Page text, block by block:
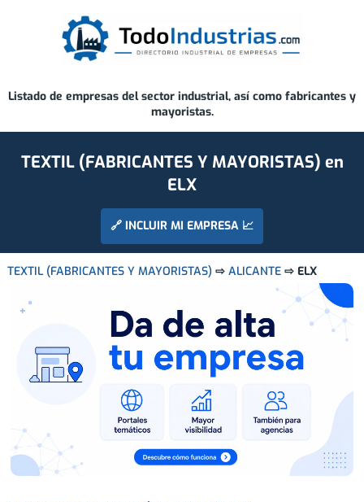
Listado de empresas del sector industrial, así como fabricantes y
mayoristas.
TEXTIL (FABRICANTES Y MAYORISTAS) en
ELX
🔗 INCLUIR MI EMPRESA 📈
TEXTIL (FABRICANTES Y MAYORISTAS)⇨ ALICANTE⇨ ELX